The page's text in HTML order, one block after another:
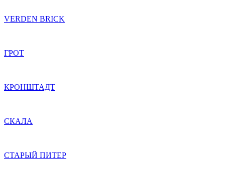
VERDEN BRICK
ГРОТ
КРОНШТАДТ
СКАЛА
СТАРЫЙ ПИТЕР